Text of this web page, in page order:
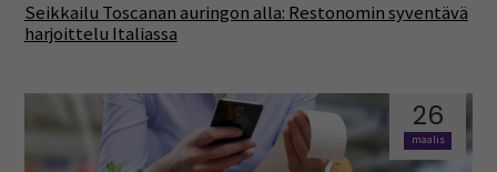
Seikkailu Toscanan auringon alla: Restonomin syventävä
harjoittelu Italiassa
26
maalis